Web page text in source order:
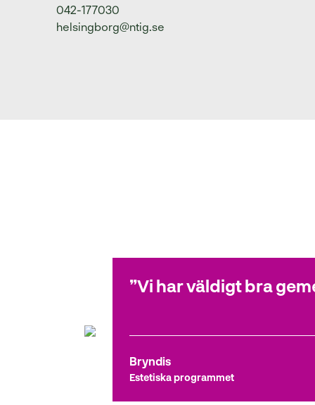
042-177030
helsingborg@ntig.se
Vi har väldigt bra
Bryndis
Estetiska programmet